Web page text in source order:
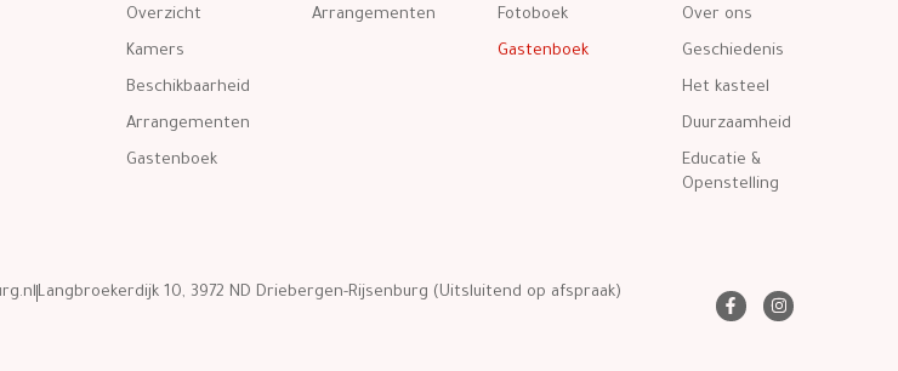
Overzicht
Kamers
Beschikbaarheid
Arrangementen
Gastenboek
Arrangementen
Fotoboek
Gastenboek
Over ons
Geschiedenis
Het kasteel
Duurzaamheid
Educatie &
Openstelling
Langbroekerdijk 10, 3972 ND Driebergen-Rijsenburg (Uitsluitend op afspraak)
F
a
I
n